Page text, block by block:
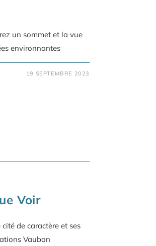
un sommet et la vue
environnantes
19 SEPTEMBRE 2023
Voir
de caractère et ses
Vauban